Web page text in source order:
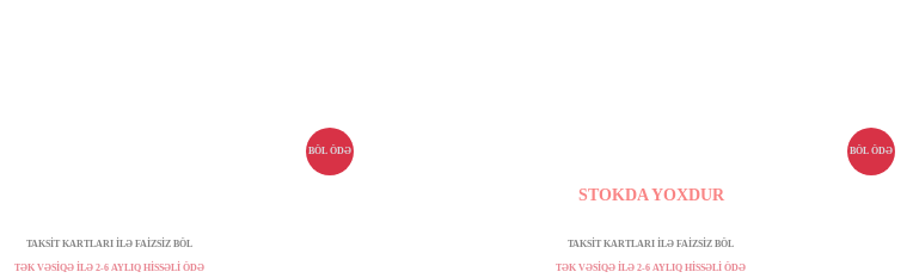
TAKSİT KARTLARI İLƏ FAİZSİZ BÖL
BÖL ÖDƏ
TƏK VƏSİQƏ İLƏ 2-6 AYLIQ HİSSƏLİ ÖDƏ
TAKSİT KARTLARI İLƏ FAİZSİZ BÖL
BÖL ÖDƏ
STOKDA YOXDUR
TƏK VƏSİQƏ İLƏ 2-6 AYLIQ HİSSƏLİ ÖDƏ